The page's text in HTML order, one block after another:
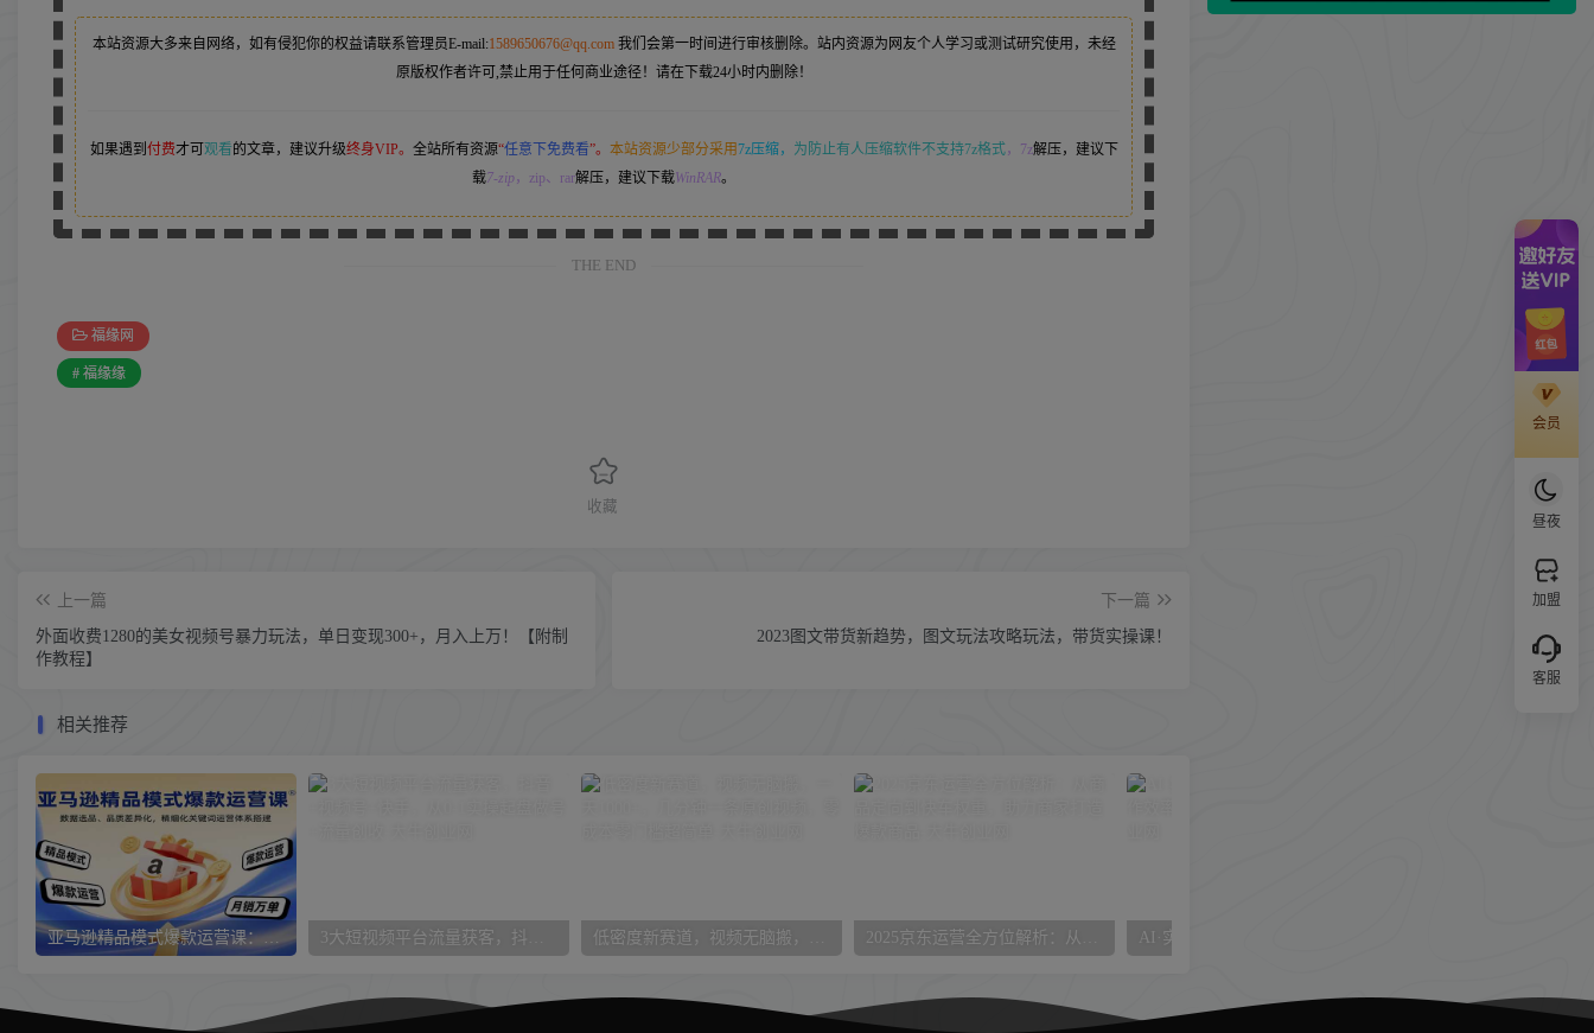
会员
昼夜
加盟
客服
本站资源大多来自网络，如有侵犯你的权益请联系管理员E-mail:1589650676@qq.com 我们会第一时间进行审核删除。站内资源为网友个人学习或测试研究使用，未经
原版权作者许可,禁止用于任何商业途径！请在下载24小时内删除！
如果遇到 付费才可观看的文章，建议升级终身VIP。 全站所有资源“任意下免费看”。 本站资源少部分采用7z压缩， 为防止有人压缩软件不支持7z格式，7z解压，建议下
载7-zip，zip、rar解压，建议下载WinRAR。
THE END
福缘网
# 福缘缘
收藏
上一篇
外面收费1280的美女视频号暴力玩法，单日变现300+，月入上万！【附制
作教程】
下一篇
2023图文带货新趋势，图文玩法攻略玩法，带货实操课！
相关推荐
亚马逊精品模式爆款运营课：数据选品、品质差异化，精细化关键词运营体系搭建